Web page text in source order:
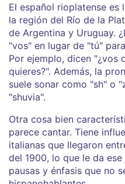
El español rioplatense es
la región del Río de la
de Argentina y Uruguay.
"vos" en lugar de "tú"
Por ejemplo, dicen "¿vos
quieres?". Además, la
suele sonar como "sh" o
"shuvia".
Otra cosa bien
parece cantar. Tiene
italianas que llegaron
del 1900, lo que le da
pausas y énfasis que no